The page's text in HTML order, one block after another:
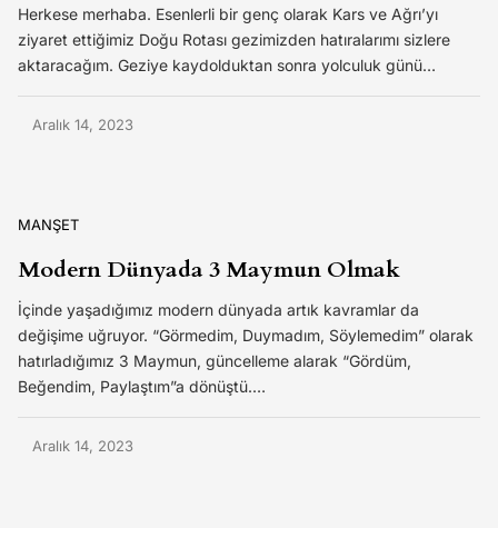
Herkese merhaba. Esenlerli bir genç olarak Kars ve Ağrı’yı
ziyaret ettiğimiz Doğu Rotası gezimizden hatıralarımı sizlere
aktaracağım. Geziye kaydolduktan sonra yolculuk günü…
Aralık 14, 2023
MANŞET
Modern Dünyada 3 Maymun Olmak
İçinde yaşadığımız modern dünyada artık kavramlar da
değişime uğruyor. “Görmedim, Duymadım, Söylemedim” olarak
hatırladığımız 3 Maymun, güncelleme alarak “Gördüm,
Beğendim, Paylaştım”a dönüştü.…
Aralık 14, 2023